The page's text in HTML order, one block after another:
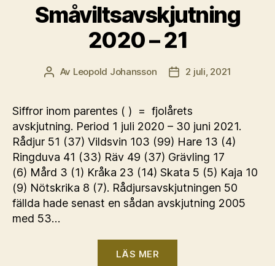
Småviltsavskjutning
2020 – 21
Inläggsförfattare
Av Leopold Johansson Inläggsdatum
2 juli, 2021
Siffror inom parentes ( ) = fjolårets
avskjutning. Period 1 juli 2020 – 30 juni 2021.
Rådjur 51 (37) Vildsvin 103 (99) Hare 13 (4)
Ringduva 41 (33) Räv 49 (37) Grävling 17
(6) Mård 3 (1) Kråka 23 (14) Skata 5 (5) Kaja 10
(9) Nötskrika 8 (7). Rådjursavskjutningen 50
fällda hade senast en sådan avskjutning 2005
med 53…
LÄS MER